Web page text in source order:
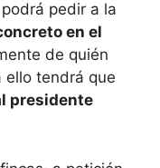
pedir a la
en el
de quién
ello tendrá que
presidente